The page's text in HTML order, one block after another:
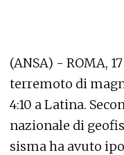
(ANSA) - ROMA,
terremoto di
4:10 a Latina.
nazionale di
sisma ha avuto